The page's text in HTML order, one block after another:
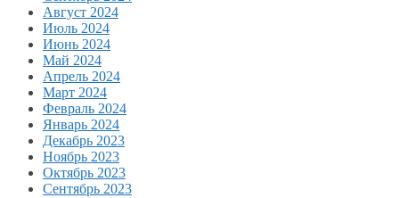
Август 2024
Июль 2024
Июнь 2024
Май 2024
Апрель 2024
Март 2024
Февраль 2024
Январь 2024
Декабрь 2023
Ноябрь 2023
Октябрь 2023
Сентябрь 2023